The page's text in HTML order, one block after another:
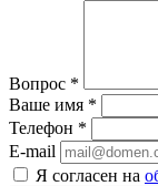
Вопрос *
Ваше имя *
Телефон *
E-mail
Я согласен на